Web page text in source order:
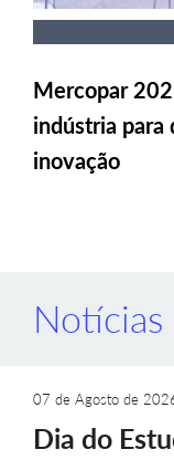
Mercopar
indústria para
inovação
Notícias
07 de Agosto de
Dia do